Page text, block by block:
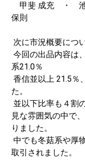
甲斐 成充 ・
保則
次に市況概要につ
今回の出品内容は
系21.0％
香信並以上 21.5％
た。
並以下比率も４割
見な雰囲気の中で
りました。
中でも冬菇系や厚
取引されました。